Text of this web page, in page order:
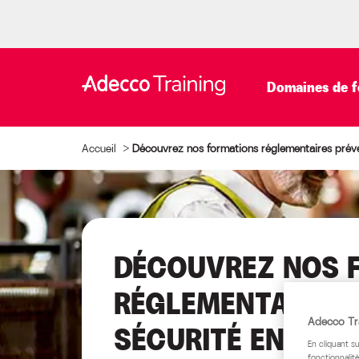
Domaines de
Accueil > Découvrez nos formations réglementaires
DÉCOUVREZ NOS
RÉGLEMENTAIRES
SÉCURITÉ EN
Adecco
En cliquant